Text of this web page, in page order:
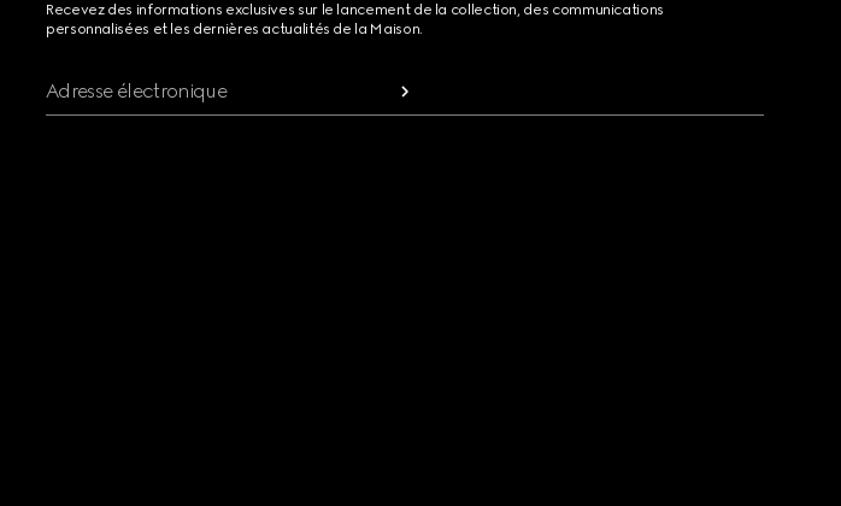
Recevez des informations exclusives sur le lancement de la collection, des communications
personnalisées et les dernières actualités de la Maison.
Adresse électronique